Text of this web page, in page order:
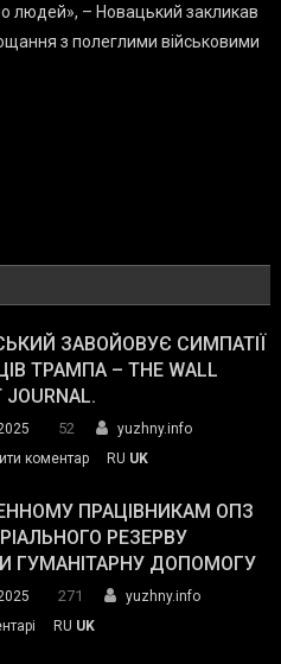
людей», – Новацький закликав
з полеглими військовими
ЗАВОЙОВУЄ СИМПАТІЇ
ТРАМПА – THE WALL
JOURNAL.
52
yuzhny.info
коментарon
завойовує
симпатії
виборців
The
RU UK
ПРАЦІВНИКАМ ОПЗ
РЕЗЕРВУ
ГУМАНІТАРНУ ДОПОМОГУ
271
yuzhny.info
RU UK